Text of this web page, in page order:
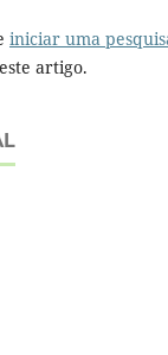
iniciar uma
artigo.